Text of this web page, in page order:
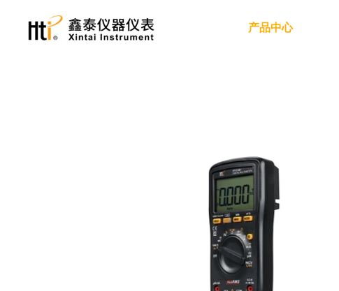
产品中心
工业制造
隐私政策
新闻动态